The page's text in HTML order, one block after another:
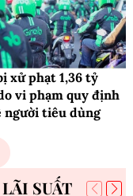
xử phạt 1,36 tỷ
vi phạm quy định
người tiêu dùng
LÃI SUẤT